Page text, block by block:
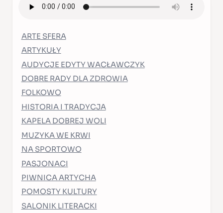
ARTE SFERA
ARTYKUŁY
AUDYCJE EDYTY WACŁAWCZYK
DOBRE RADY DLA ZDROWIA
FOLKOWO
HISTORIA I TRADYCJA
KAPELA DOBREJ WOLI
MUZYKA WE KRWI
NA SPORTOWO
PASJONACI
PIWNICA ARTYCHA
POMOSTY KULTURY
SALONIK LITERACKI